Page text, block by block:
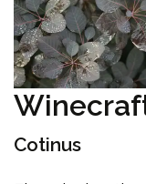
Cotinus